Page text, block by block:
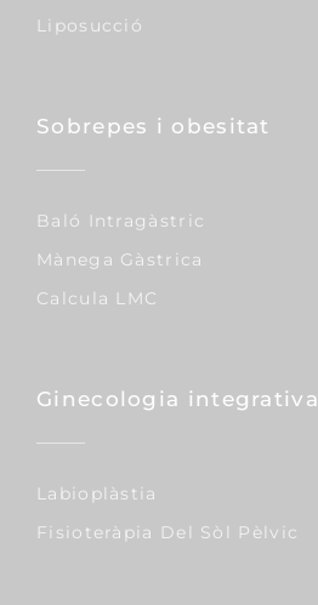
Liposucció
Sobrepes i obesitat
Baló Intragàstric
Mànega Gàstrica
Calcula LMC
Ginecologia integrativa
Labioplàstia
Fisioteràpia Del Sòl Pèlvic